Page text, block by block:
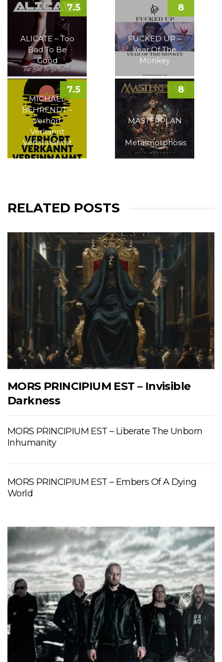
ALICATE – Too
Bad To Be
Good
7.5
FUCKED UP –
Year Of The
Monkey
8
MICHAEL
BEHRENDT –
Verhört
Verkannt
Vereinnahmt
7.5
MASTERPLAN
–
Metalmorphosis
8
RELATED POSTS
MORS PRINCIPIUM EST – Invisible
Darkness
MORS PRINCIPIUM EST – Liberate The Unborn
Inhumanity
MORS PRINCIPIUM EST – Embers Of A Dying
World